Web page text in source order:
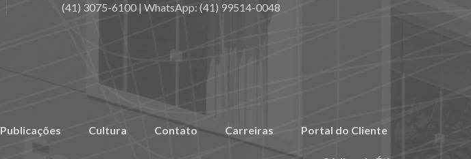
(41) 3075-6100 | WhatsApp: (41) 99514-0048
Publicações Cultura Contato Carreiras Portal do Cliente